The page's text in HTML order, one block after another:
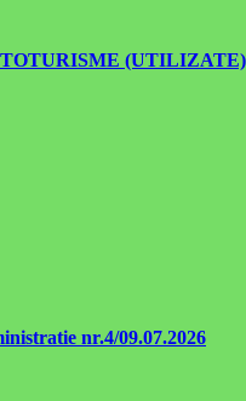
(UTILIZATE)
nr.4/09.07.2026